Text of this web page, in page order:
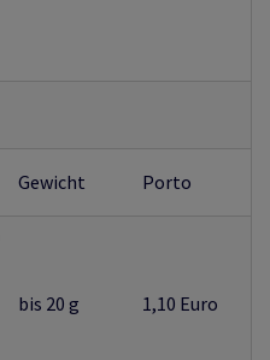
Gewicht Porto
bis 20 g 1,10 Euro